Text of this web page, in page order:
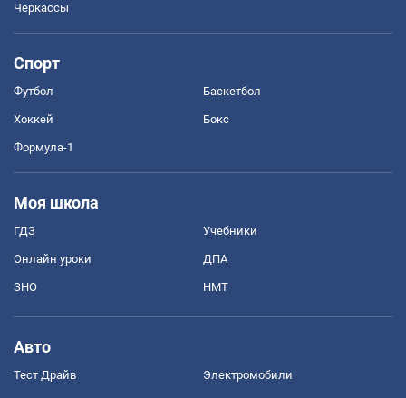
Черкассы
Спорт
Футбол Баскетбол
Хоккей Бокс
Формула-1
Моя школа
ГДЗ Учебники
Онлайн уроки ДПА
ЗНО НМТ
Авто
Тест Драйв Электромобили